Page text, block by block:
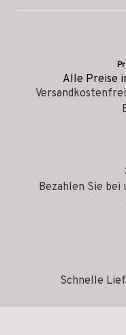
Alle Preise
Bezahlen Sie
Schnelle